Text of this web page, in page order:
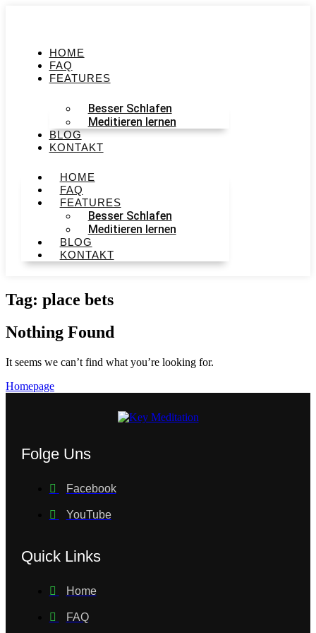
HOME
FAQ
FEATURES
Besser Schlafen
Meditieren lernen
BLOG
KONTAKT
HOME
FAQ
FEATURES
Besser Schlafen
Meditieren lernen
BLOG
KONTAKT
Tag: place bets
Nothing Found
It seems we can’t find what you’re looking for.
Homepage
Folge Uns
Facebook
YouTube
Quick Links
Home
FAQ